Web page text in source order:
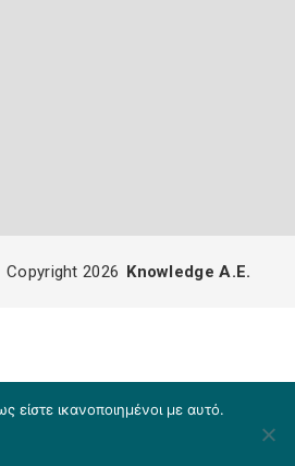
είστε ικανοποιημένοι με αυτό.
Copyright 2026 Knowledge A.E.